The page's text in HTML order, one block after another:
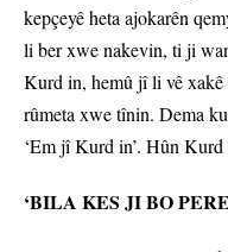
kepçeyê heta ajokarên
li ber xwe nakevin, ti ji
Kurd in, hemû jî li vê xakê
rûmeta xwe tînin. Dema
‘Em jî Kurd in’. Hûn
‘BILA KES JI BO